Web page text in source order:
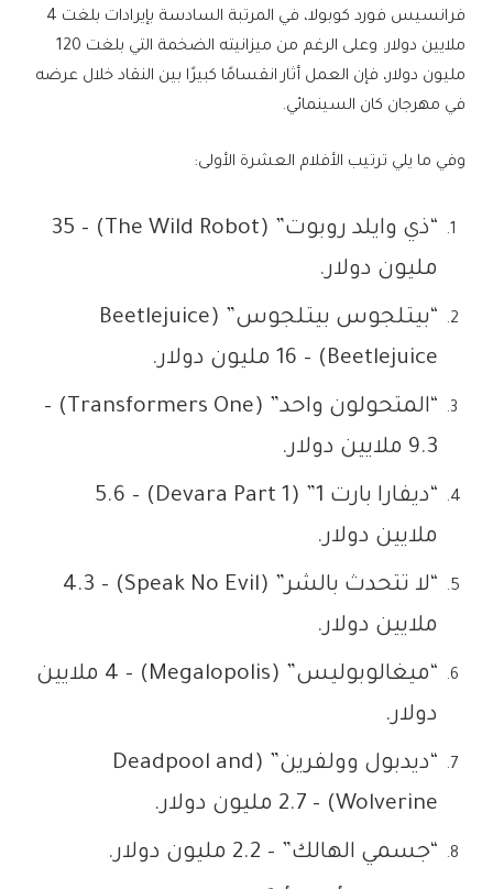
فرانسيس فورد كوبولا، في المرتبة السادسة بإيرادات بلغت 4
ملايين دولار. وعلى الرغم من ميزانيته الضخمة التي بلغت 120
مليون دولار، فإن العمل أثار انقسامًا كبيرًا بين النقاد خلال عرضه
في مهرجان كان السينمائي.
وفي ما يلي ترتيب الأفلام العشرة الأولى:
“ذي وايلد روبوت” (The Wild Robot) – 35
مليون دولار.
“بيتلجوس بيتلجوس” (Beetlejuice
Beetlejuice) – 16 مليون دولار.
“المتحولون واحد” (Transformers One) –
9.3 ملايين دولار.
“ديفارا بارت 1” (Devara Part 1) – 5.6
ملايين دولار.
“لا تتحدث بالشر” (Speak No Evil) – 4.3
ملايين دولار.
“ميغالوبوليس” (Megalopolis) – 4 ملايين
دولار.
“ديدبول وولفرين” (Deadpool and
Wolverine) – 2.7 مليون دولار.
“جسمي الهالك” – 2.2 مليون دولار.